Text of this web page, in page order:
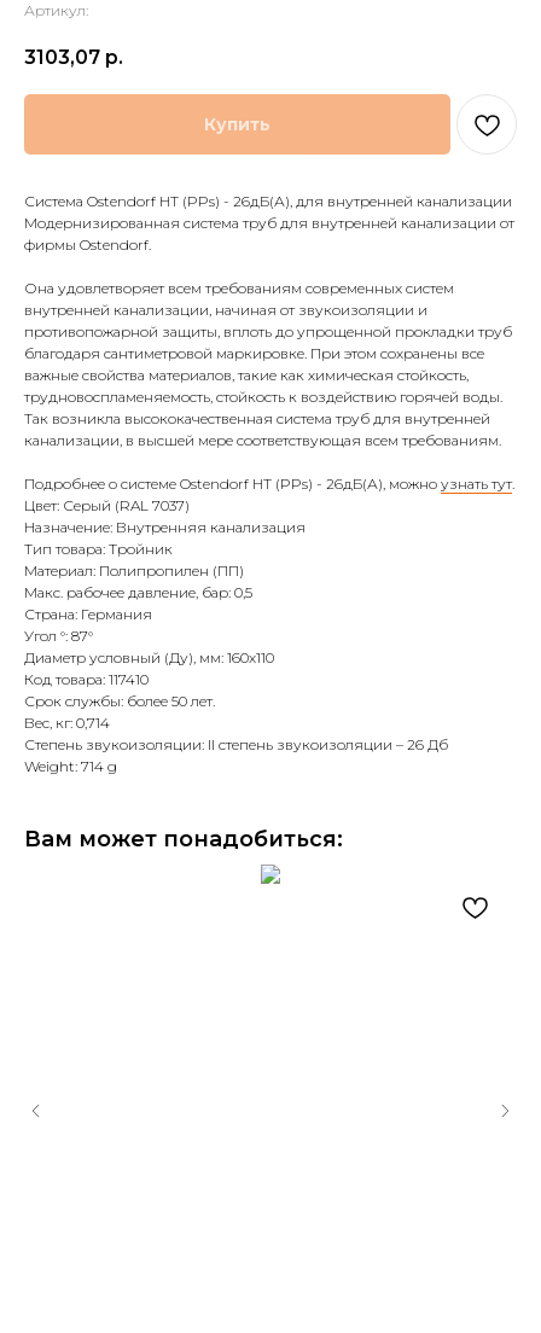
Артикул:
3103,07 р.
Купить
Система Ostendorf HT (PPs) - 26дБ(А), для внутренней канализации
Модернизированная система труб для внутренней канализации от
фирмы Ostendorf.
Она удовлетворяет всем требованиям современных систем
внутренней канализации, начиная от звукоизоляции и
противопожарной защиты, вплоть до упрощенной прокладки труб
благодаря сантиметровой маркировке. При этом сохранены все
важные свойства материалов, такие как химическая стойкость,
трудновоспламеняемость, стойкость к воздействию горячей воды.
Так возникла высококачественная система труб для внутренней
канализации, в высшей мере соответствующая всем требованиям.
Подробнее о системе Ostendorf HT (PPs) - 26дБ(А), можно узнать тут.
Цвет: Серый (RAL 7037)
Назначение: Внутренняя канализация
Тип товара: Тройник
Материал: Полипропилен (ПП)
Макс. рабочее давление, бар: 0,5
Страна: Германия
Угол °: 87°
Диаметр условный (Ду), мм: 160х110
Код товара: 117410
Срок службы: более 50 лет.
Вес, кг: 0,714
Степень звукоизоляции: II степень звукоизоляции – 26 Дб
Weight: 714 g
Вам может понадобиться: